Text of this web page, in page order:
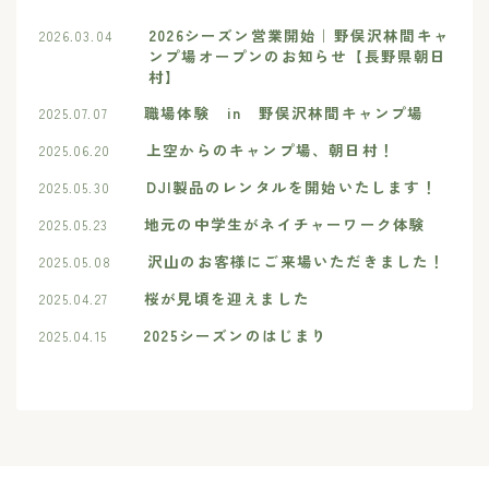
2026シーズン営業開始｜野俣沢林間キャ
ンプ場オープンのお知らせ【長野県朝日
村】
2026.03.04
職場体験 in 野俣沢林間キャンプ場
2025.07.07
上空からのキャンプ場、朝日村！
2025.06.20
DJI製品のレンタルを開始いたします！
2025.05.30
地元の中学生がネイチャーワーク体験
2025.05.23
沢山のお客様にご来場いただきました！
2025.05.08
桜が見頃を迎えました
2025.04.27
2025シーズンのはじまり
2025.04.15